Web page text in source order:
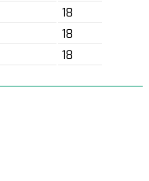
18
18
18